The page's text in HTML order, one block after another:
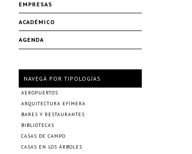
EMPRESAS
ACADÉMICO
AGENDA
NAVEGÁ POR TIPOLOGÍAS
AEROPUERTOS
ARQUITECTURA EFÍMERA
BARES Y RESTAURANTES
BIBLIOTECAS
CASAS DE CAMPO
CASAS EN LOS ÁRBOLES